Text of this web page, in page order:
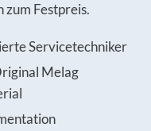
Festpreis.
Servicetechniker
Melag